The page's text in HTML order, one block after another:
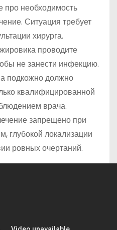
про необходимость
Ситуация требует
хирурга.
проводите
не занести инфекцию.
подкожно должно
квалифицированной
врача.
запрещено при
глубокой локализации
ровных очертаний.